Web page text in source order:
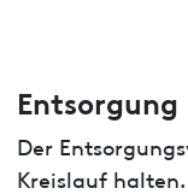
Entsorgung
Der
Kreislauf halten.